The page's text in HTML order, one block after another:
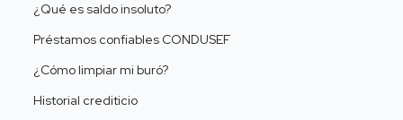
¿Qué es saldo insoluto?
Préstamos confiables CONDUSEF
¿Cómo limpiar mi buró?
Historial crediticio